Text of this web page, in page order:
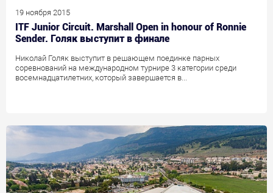
19 ноября 2015
ITF Junior Circuit. Marshall Open in honour of Ronnie
Sender. Голяк выступит в финале
Николай Голяк выступит в решающем поединке парных
соревнований на международном турнире 3 категории среди
восемнадцатилетних, который завершается в...